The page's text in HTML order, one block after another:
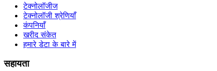
टेक्नोलॉजीज
टेक्नोलॉजी श्रेणियाँ
कंपनियाँ
खरीद संकेत
हमारे डेटा के बारे में
सहायता